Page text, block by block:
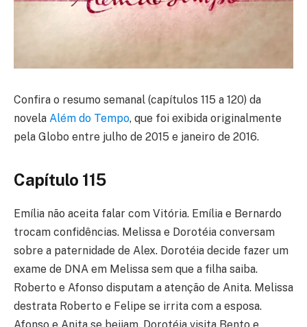
Confira o resumo semanal (capítulos 115 a 120) da
novela Além do Tempo, que foi exibida originalmente
pela Globo entre julho de 2015 e janeiro de 2016.
Capítulo 115
Emília não aceita falar com Vitória. Emília e Bernardo
trocam confidências. Melissa e Dorotéia conversam
sobre a paternidade de Alex. Dorotéia decide fazer um
exame de DNA em Melissa sem que a filha saiba.
Roberto e Afonso disputam a atenção de Anita. Melissa
destrata Roberto e Felipe se irrita com a esposa.